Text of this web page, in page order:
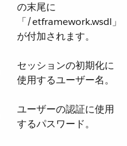
の末尾に
「/etframework.wsdl」
が付加されます。
セッションの初期化に
使用するユーザー名。
ユーザーの認証に使用
するパスワード。